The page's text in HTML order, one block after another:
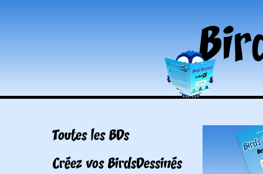
Toutes les BDs
Créez vos BirdsDessinés